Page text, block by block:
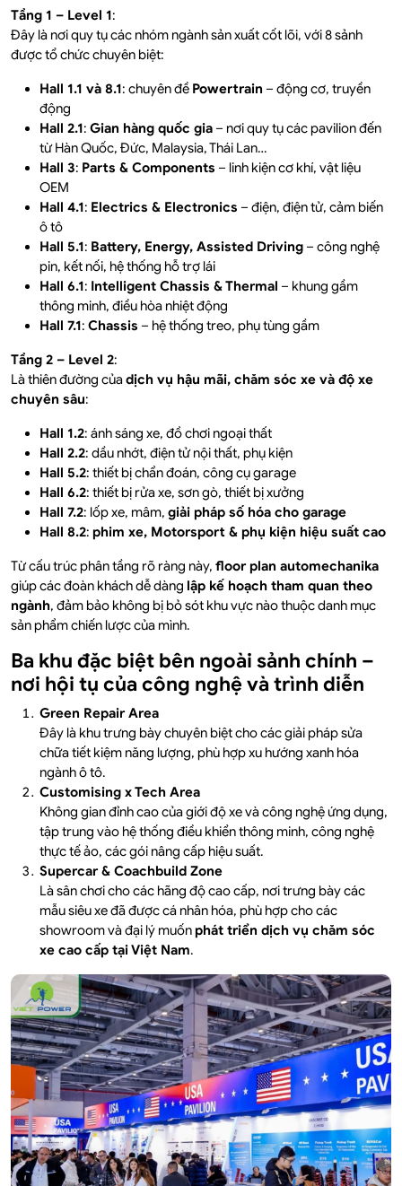
Tầng 1 – Level 1:
Đây là nơi quy tụ các nhóm ngành sản xuất cốt lõi, với 8 sảnh
được tổ chức chuyên biệt:
Hall 1.1 và 8.1: chuyên đề Powertrain – động cơ, truyền
động
Hall 2.1: Gian hàng quốc gia – nơi quy tụ các pavilion đến
từ Hàn Quốc, Đức, Malaysia, Thái Lan…
Hall 3: Parts & Components – linh kiện cơ khí, vật liệu
OEM
Hall 4.1: Electrics & Electronics – điện, điện tử, cảm biến
ô tô
Hall 5.1: Battery, Energy, Assisted Driving – công nghệ
pin, kết nối, hệ thống hỗ trợ lái
Hall 6.1: Intelligent Chassis & Thermal – khung gầm
thông minh, điều hòa nhiệt động
Hall 7.1: Chassis – hệ thống treo, phụ tùng gầm
Tầng 2 – Level 2:
Là thiên đường củadịch vụ hậu mãi, chăm sóc xe và độ xe
chuyên sâu:
Hall 1.2: ánh sáng xe, đồ chơi ngoại thất
Hall 2.2: dầu nhớt, điện tử nội thất, phụ kiện
Hall 5.2: thiết bị chẩn đoán, công cụ garage
Hall 6.2: thiết bị rửa xe, sơn gò, thiết bị xưởng
Hall 7.2: lốp xe, mâm, giải pháp số hóa cho garage
Hall 8.2: phim xe, Motorsport & phụ kiện hiệu suất cao
Từ cấu trúc phân tầng rõ ràng này, floor plan automechanika
giúp các đoàn khách dễ dàng lập kế hoạch tham quan theo
ngành, đảm bảo không bị bỏ sót khu vực nào thuộc danh mục
sản phẩm chiến lược của mình.
Ba khu đặc biệt bên ngoài sảnh chính –
nơi hội tụ của công nghệ và trình diễn
Green Repair Area
Đây là khu trưng bày chuyên biệt cho các giải pháp sửa
chữa tiết kiệm năng lượng, phù hợp xu hướng xanh hóa
ngành ô tô.
Customising x Tech Area
Không gian đỉnh cao của giới độ xe và công nghệ ứng dụng,
tập trung vào hệ thống điều khiển thông minh, công nghệ
thực tế ảo, các gói nâng cấp hiệu suất.
Supercar & Coachbuild Zone
Là sân chơi cho các hãng độ cao cấp, nơi trưng bày các
mẫu siêu xe đã được cá nhân hóa, phù hợp cho các
showroom và đại lý muốnphát triển dịch vụ chăm sóc
xe cao cấp tại Việt Nam.